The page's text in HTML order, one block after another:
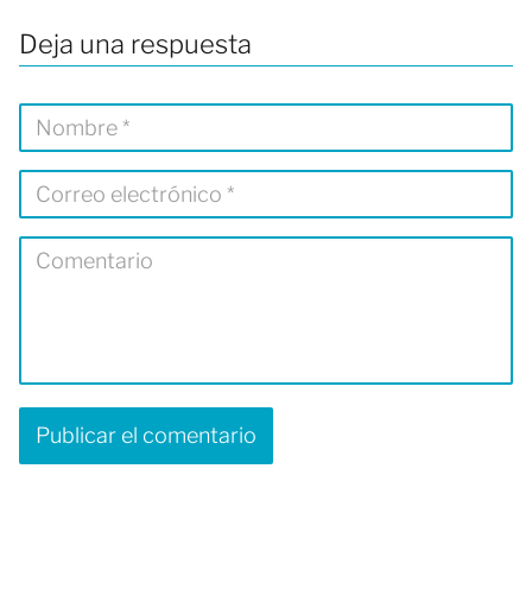
Deja una respuesta